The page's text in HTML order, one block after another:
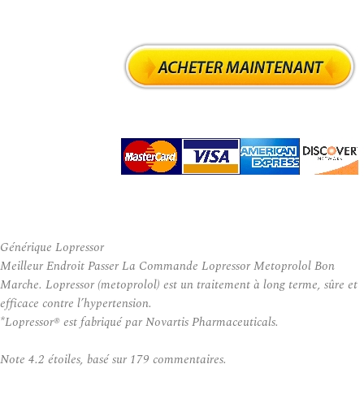
Générique Lopressor
Meilleur Endroit Passer La Commande Lopressor Metoprolol Bon
Marche. Lopressor (metoprolol) est un traitement à long terme, sûre et
efficace contre l’hypertension.
*Lopressor® est fabriqué par Novartis Pharmaceuticals.
Note 4.2 étoiles, basé sur 179 commentaires.